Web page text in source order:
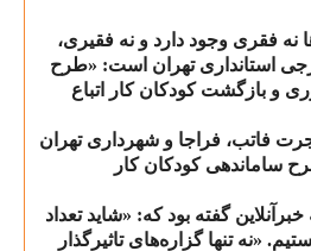
فقری وجود دارد و نه فقیری،
استانداری تهران است: «طرح
و بازگشت کودکان کار اتباع
فاتب، فراجا و شهرداری تهران
ساماندهی کودکان کار
گفته بود که: «شاید تعداد
«نه تنها گزاره‌های تاثیرگذار